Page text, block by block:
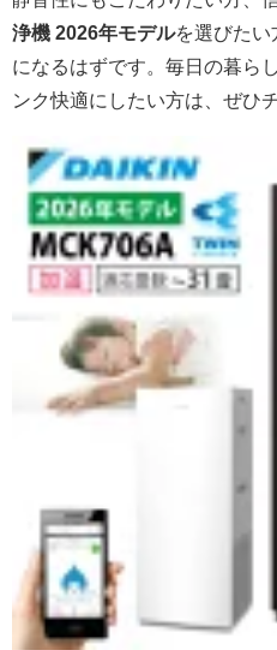
浄機 2026年モデルを選びたい
になるはずです。毎日の暮ら
ンク快適にしたい方は、ぜひ